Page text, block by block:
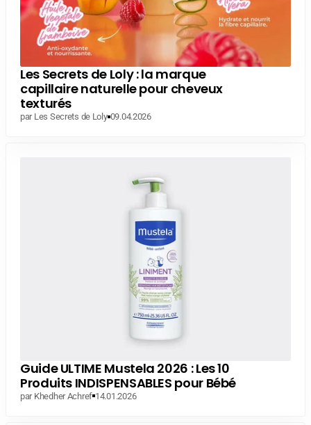
Les Secrets de Loly : la marque
capillaire naturelle pour cheveux
texturés
par Les Secrets de Loly 09.04.2026
Guide ULTIME Mustela 2026 : Les 10
Produits INDISPENSABLES pour Bébé
par Khedher Achref 14.01.2026